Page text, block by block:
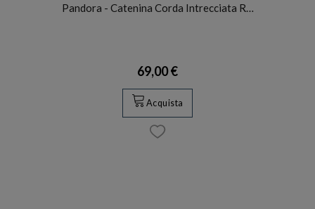
Pandora - Catenina Corda Intrecciata R…
69,00 €
Acquista